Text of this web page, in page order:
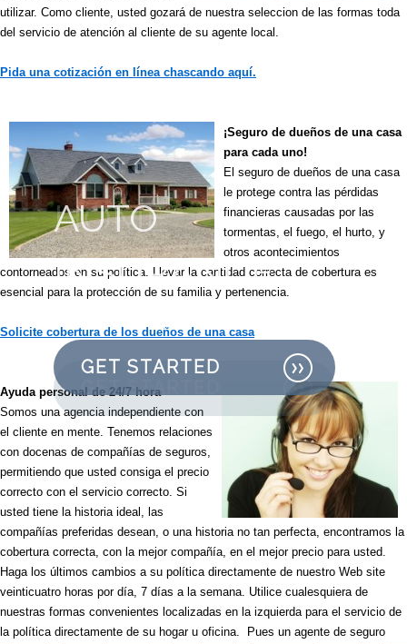
AUTO
INSURANCE
GET STARTED
HOME
INSURANCE
coverage.
GET STARTED
utilizar. Como cliente, usted gozará de nuestra seleccion de las formas toda
del servicio de atención al cliente de su agente local.
Pida una cotización en línea chascando aquí.
¡Seguro de dueños de una casa
para cada uno!
El seguro de dueños de una casa
le protege contra las pérdidas
financieras causadas por las
tormentas, el fuego, el hurto, y
otros acontecimientos
contorneados en su política. Llevar la cantidad correcta de cobertura es
esencial para la protección de su familia y pertenencia.
Solicite cobertura de los dueños de una casa
Ayuda personal de 24/7 hora
Somos una agencia independiente con
el cliente en mente. Tenemos relaciones
con docenas de compañías de seguros,
permitiendo que usted consiga el precio
correcto con el servicio correcto. Si
usted tiene la historia ideal, las
compañías preferidas desean, o una historia no tan perfecta, encontramos la
cobertura correcta, con la mejor compañía, en el mejor precio para usted.
Haga los últimos cambios a su política directamente de nuestro Web site
veinticuatro horas por día, 7 días a la semana. Utilice cualesquiera de
nuestras formas convenientes localizadas en la izquierda para el servicio de
la política directamente de su hogar u oficina. Pues un agente de seguro